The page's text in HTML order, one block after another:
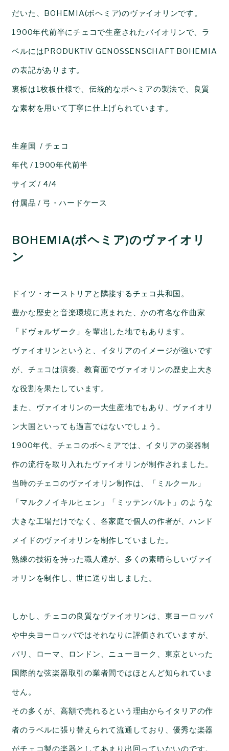
だいた 、BOHEMIA(ボヘミア)のヴァイオリンです。
1900年代前半にチェコで生産されたバイオリンで、ラ
ベルにはPRODUKTIV GENOSSENSCHAFT BOHEMIA
の表記があります。
裏板は1枚板仕様で、伝統的なボヘミアの製法で、良質
な素材を用いて丁寧に仕上げられています。
生産国 / チェコ
年代 / 1900年代前半
サイズ / 4/4
付属品 / 弓・ハードケース
BOHEMIA(ボヘミア)のヴァイオリ
ン
ドイツ・オーストリアと隣接するチェコ共和国。
豊かな歴史と音楽環境に恵まれた、かの有名な作曲家
「ドヴォルザーク」を輩出した地でもあります。
ヴァイオリンというと、イタリアのイメージが強いです
が、チェコは演奏、教育面でヴァイオリンの歴史上大き
な役割を果たしています。
また、ヴァイオリンの一大生産地でもあり、ヴァイオリ
ン大国といっても過言ではないでしょう。
1900年代、チェコのボヘミアでは、イタリアの楽器制
作の流行を取り入れたヴァイオリンが制作されました。
当時のチェコのヴァイオリン制作は、「ミルクール」
「マルクノイキルヒェン」「ミッテンバルト」のような
大きな工場だけでなく、各家庭で個人の作者が、ハンド
メイドのヴァイオリンを制作していました。
熟練の技術を持った職人達が、多くの素晴らしいヴァイ
オリンを制作し、世に送り出しました。
しかし、チェコの良質なヴァイオリンは、東ヨーロッパ
や中央ヨーロッパではそれなりに評価されていますが、
パリ、ローマ、ロンドン、ニューヨーク、東京といった
国際的な弦楽器取引の業者間ではほとんど知られていま
せん。
その多くが、高額で売れるという理由からイタリアの作
者のラベルに張り替えられて流通しており、優秀な楽器
がチェコ製の楽器としてあまり出回っていないのです。